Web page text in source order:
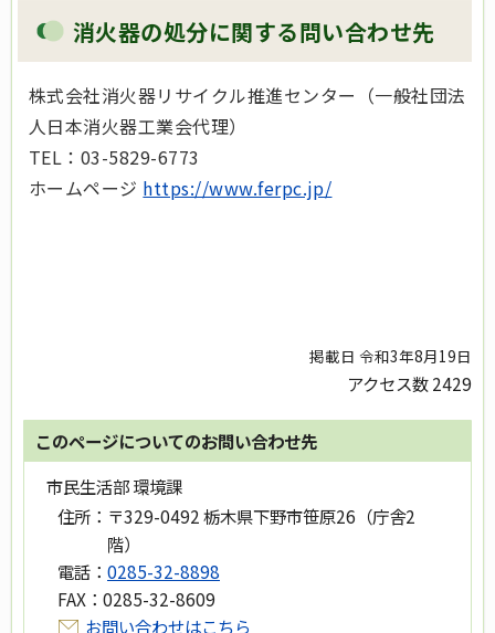
消火器の処分に関する問い合わせ先
株式会社消火器リサイクル推進センター（一般社団法
人日本消火器工業会代理）
TEL：03-5829-6773
ホームページ https://www.ferpc.jp/
掲載日 令和3年8月19日
アクセス数2429
このページについてのお問い合わせ先
市民生活部 環境課
住所： 〒329-0492 栃木県下野市笹原26（庁舎2
階）
電話： 0285-32-8898
FAX： 0285-32-8609
お問い合わせはこちら